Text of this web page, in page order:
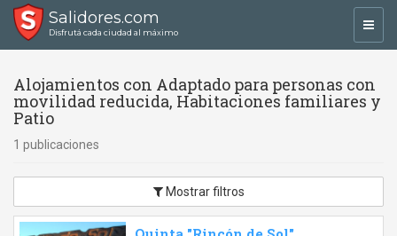
Salidores.com
Disfrutá cada ciudad al máximo
Alojamientos con Adaptado para personas con
movilidad reducida, Habitaciones familiares y
Patio
1 publicaciones
Mostrar filtros